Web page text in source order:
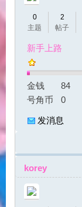
0
主题
2
帖子
新手上路
金钱
84
号角币
0
发消息
korey